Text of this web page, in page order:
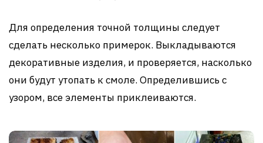
Для определения точной толщины следует
сделать несколько примерок. Выкладываются
декоративные изделия, и проверяется, насколько
они будут утопать к смоле. Определившись с
узором, все элементы приклеиваются.